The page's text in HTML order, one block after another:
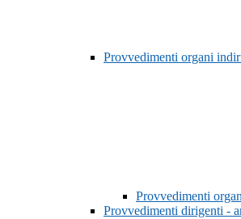
Provvedimenti organi
Provvedimenti
Provvedimenti dirigenti -